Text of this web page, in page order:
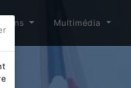
Multimédia